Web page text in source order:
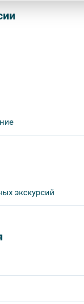
экскурсий
отдых приятным,
запрещается